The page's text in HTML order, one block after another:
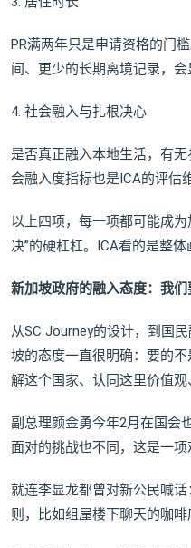
PR满两年只是申请资格的门
间、更少的长期离境记录，会
4. 社会融入与扎根决心
是否真正融入本地生活，有
会融入度指标也是ICA的评估
以上四项，每一项都可能成
决”的硬杠杠。ICA看的是整体
新加坡政府的融入态度：我们
从SC Journey的设计，到国
坡的态度一直很明确：要的
解这个国家、认同这里价值观
副总理颜金勇今年2月在国会
面对的挑战也不同，这是一项
就连李显龙都曾对新公民喊
则，比如组屋楼下聊天的咖啡